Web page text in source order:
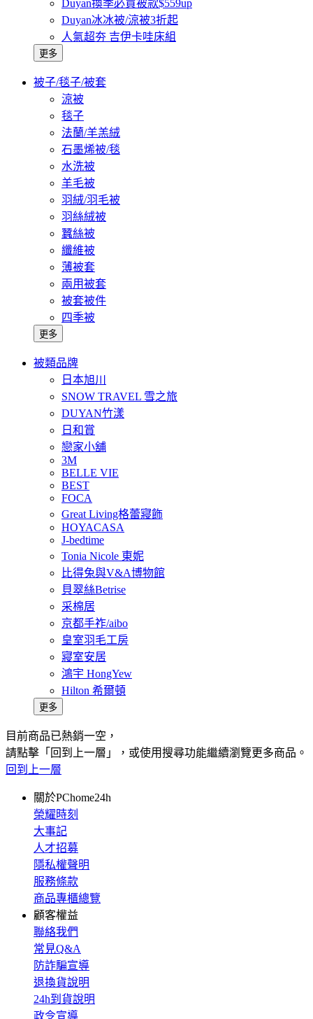
Duyan換季必買被款$559up
Duyan冰冰被/涼被3折起
人氣超夯 吉伊卡哇床組
更多
被子/毯子/被套
涼被
毯子
法蘭/羊羔絨
石墨烯被/毯
水洗被
羊毛被
羽絨/羽毛被
羽絲絨被
蠶絲被
纖維被
薄被套
兩用被套
被套被件
四季被
更多
被類品牌
日本旭川
SNOW TRAVEL 雪之旅
DUYAN竹漾
日和賞
戀家小舖
3M
BELLE VIE
BEST
FOCA
Great Living格蕾寢飾
HOYACASA
J-bedtime
Tonia Nicole 東妮
比得兔與V&A博物館
貝翠絲Betrise
采棉居
京都手祚/aibo
皇室羽毛工房
寢室安居
鴻宇 HongYew
Hilton 希爾頓
更多
目前商品已熱銷一空，
請點擊「回到上一層」，或使用搜尋功能繼續瀏覽更多商品。
回到上一層
關於PChome24h
榮耀時刻
大事記
人才招募
隱私權聲明
服務條款
商品專櫃總覽
顧客權益
聯絡我們
常見Q&A
防詐騙宣導
退換貨說明
24h到貨說明
政令宣導